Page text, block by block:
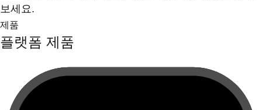
보세요.
제품
플랫폼 제품